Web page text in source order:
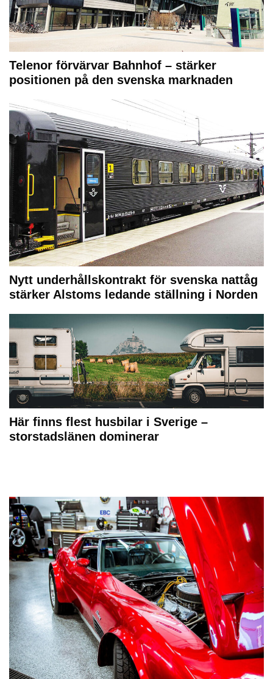
Telenor förvärvar Bahnhof – stärker
positionen på den svenska marknaden
Nytt underhållskontrakt för svenska nattåg
stärker Alstoms ledande ställning i Norden
Här finns flest husbilar i Sverige –
storstadslänen dominerar